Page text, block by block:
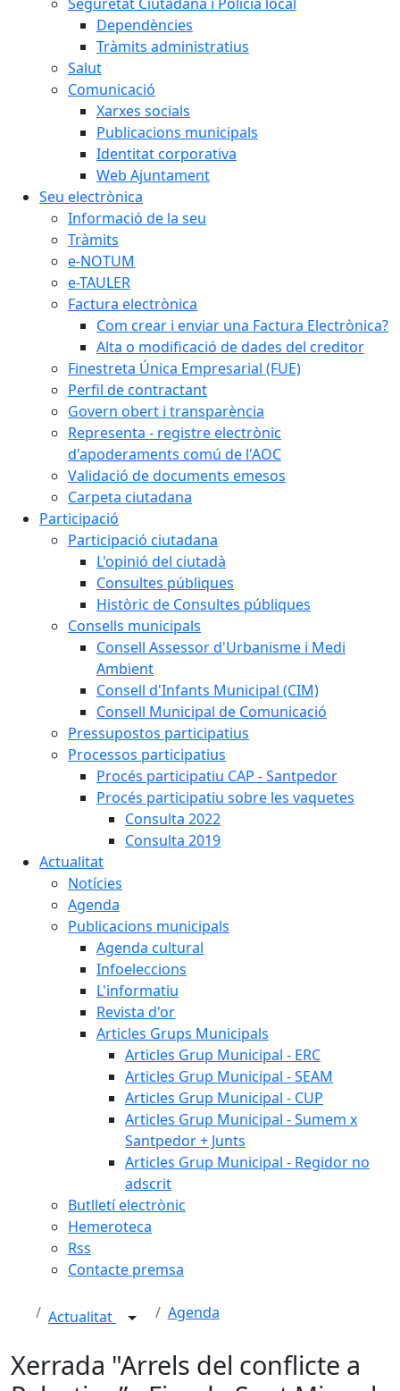
Dependències
Tràmits administratius
Salut
Comunicació
Xarxes socials
Publicacions municipals
Identitat corporativa
Web Ajuntament
Seu electrònica
Informació de la seu
Tràmits
e-NOTUM
e-TAULER
Factura electrònica
Com crear i enviar una Factura Electrònica?
Alta o modificació de dades del creditor
Finestreta Única Empresarial (FUE)
Perfil de contractant
Govern obert i transparència
Representa - registre electrònic
d'apoderaments comú de l'AOC
Validació de documents emesos
Carpeta ciutadana
Participació
Participació ciutadana
L'opinió del ciutadà
Consultes públiques
Històric de Consultes públiques
Consells municipals
Consell Assessor d'Urbanisme i Medi
Ambient
Consell d'Infants Municipal (CIM)
Consell Municipal de Comunicació
Pressupostos participatius
Processos participatius
Procés participatiu CAP - Santpedor
Procés participatiu sobre les vaquetes
Consulta 2022
Consulta 2019
Actualitat
Notícies
Agenda
Publicacions municipals
Agenda cultural
Infoeleccions
L'informatiu
Revista d'or
Articles Grups Municipals
Articles Grup Municipal - ERC
Articles Grup Municipal - SEAM
Articles Grup Municipal - CUP
Articles Grup Municipal - Sumem x
Santpedor + Junts
Articles Grup Municipal - Regidor no
adscrit
Butlletí electrònic
Hemeroteca
Rss
Contacte premsa
Actualitat Agenda
Xerrada "Arrels del conflicte a